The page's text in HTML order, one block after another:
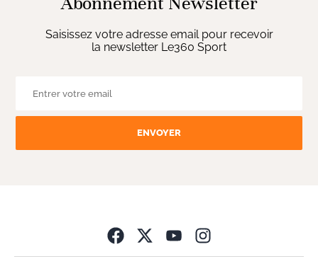
Saisissez votre adresse email pour recevoir
la newsletter Le360 Sport
ENVOYER